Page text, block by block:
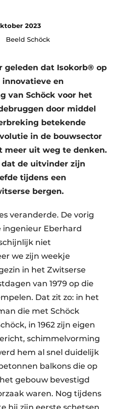
2023
Schöck
geleden dat Isokorb® op
en
van Schöck voor het
door middel
betekende
in de bouwsector
meer uit weg te denken.
de uitvinder zijn
tijdens een
bergen.
veranderde. De vorig
ingenieur Eberhard
niet
we zijn weekje
in het Zwitserse
van 1979 op die
Dat zit zo: in het
die met Schöck
in 1962 zijn eigen
schimmelvorming
hem al snel duidelijk
balkons die op
gebouw bevestigd
waren. Nog tijdens